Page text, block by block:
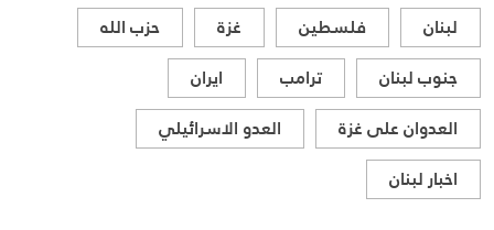
لبنان فلسطين غزة
حزب الله
جنوب لبنان
ترامب
ايران
العدوان على غزة
العدو الاسرائيلي
اخبار لبنان